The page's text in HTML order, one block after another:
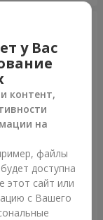
Dance"
у Вас
контент,
на
файлы
доступна
этот сайт или
с Вашего